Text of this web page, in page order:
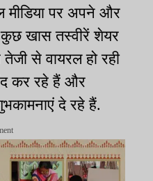
मीडिया पर अपने और
कुछ खास तस्वीरें शेयर
से वायरल हो रही
कर रहे हैं और
दे रहे हैं.